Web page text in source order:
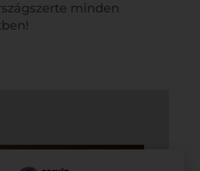
minden